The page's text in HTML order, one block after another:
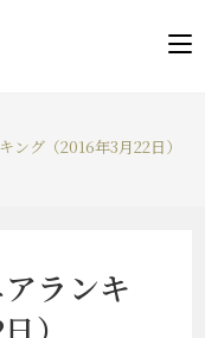
ング（2016年3月22日）
ランキ
）